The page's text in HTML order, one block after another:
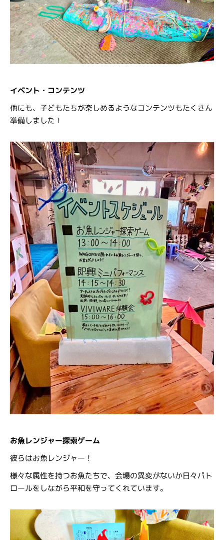
イベント・コンテンツ
他にも、子どもたちが楽しめるようなコンテンツもたくさん
準備しました！
お魚レンジャー探索ゲーム
彼らはお魚レンジャー！
様々な属性を持つお魚たちで、会場の異変がないか日々パト
ロールをしながら平和を守ってくれています。